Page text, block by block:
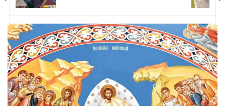
SANATATE
SPORT
SPECIAL
POLITIC
LIFE